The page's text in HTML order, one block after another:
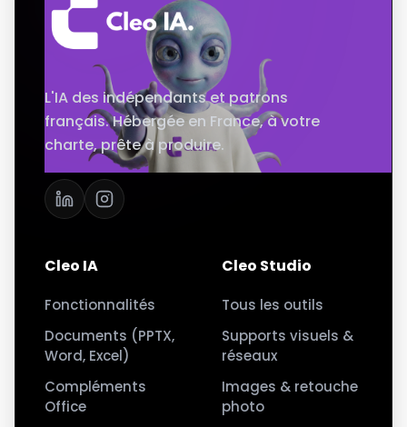
L'IA des indépendants et patrons
français. Hébergée en France, à votre
charte, prête à produire.
Cleo IA
Fonctionnalités
Documents (PPTX,
Word, Excel)
Compléments
Office
Cleo Studio
Tous les outils
Supports visuels &
réseaux
Images & retouche
photo